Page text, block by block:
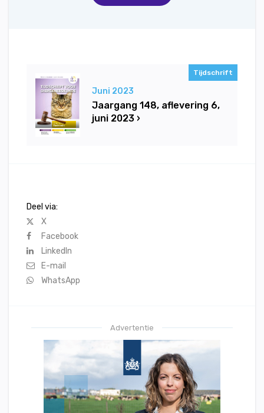
Tijdschrift
Juni 2023
Jaargang 148, aflevering 6,
juni 2023 ›
Deel via:
X
Facebook
LinkedIn
E-mail
WhatsApp
Advertentie